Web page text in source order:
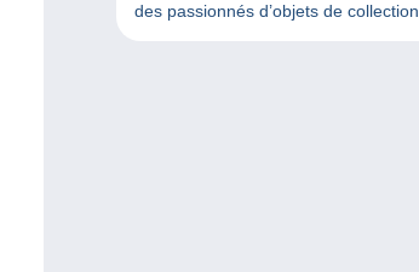
des passionnés d’objets de collection.